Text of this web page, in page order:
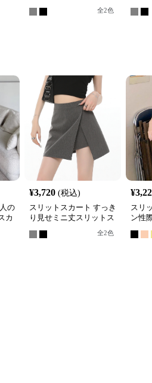
全2色
の
カ
¥3,720 (税込)
スリットスカート すっき
り見せミニ丈スリットス
全2色
¥
スリ
ン性